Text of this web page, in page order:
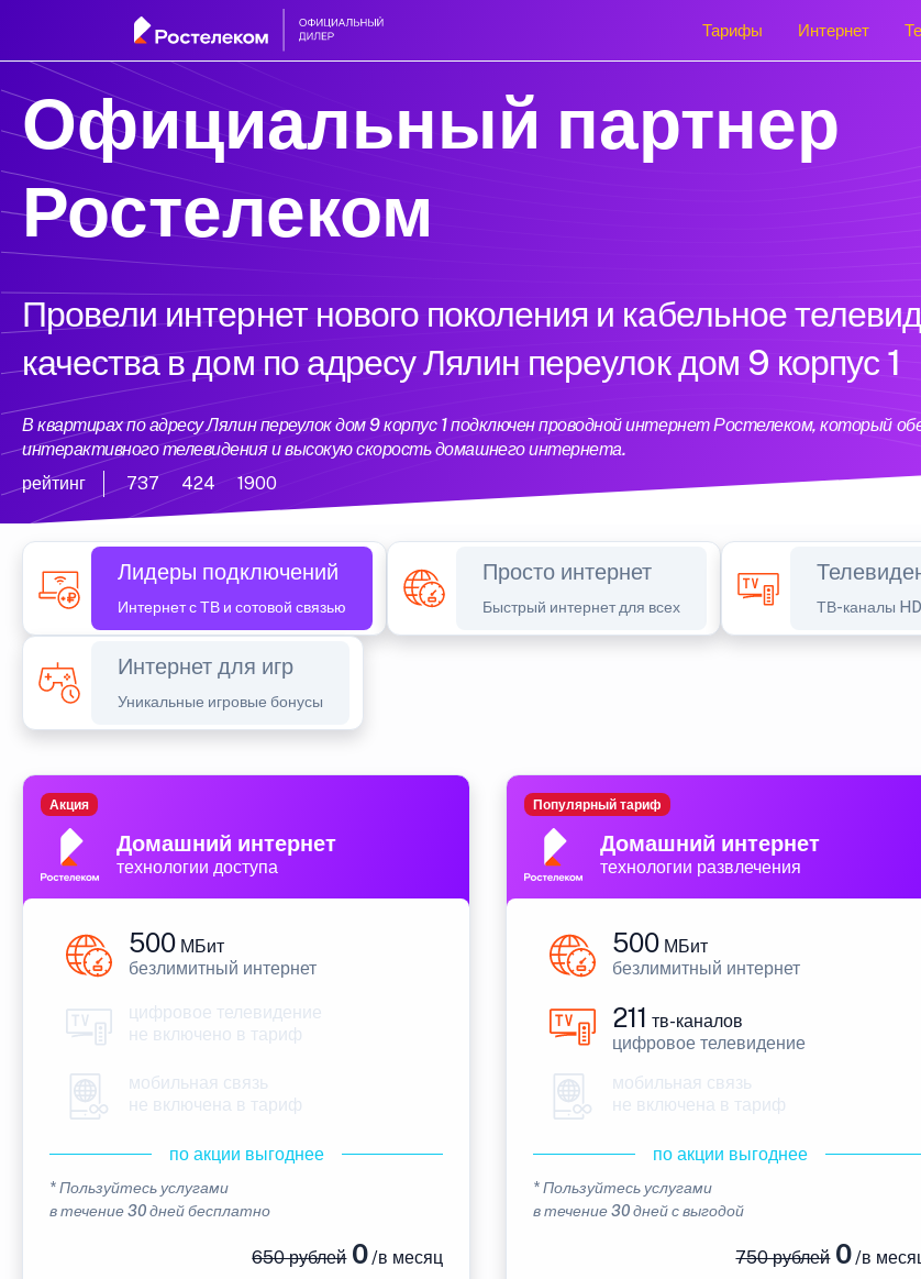
Тарифы Интернет
Официальный партнер
Ростелеком
Провели интернет нового поколения и кабельное
качества в дом по адресу Лялин переулок дом 9 корпус 1
В квартирах по адресу Лялин переулок дом 9 корпус 1 подключен проводной интернет Ростелеком, который
интерактивного телевидения и высокую скорость домашнего интернета.
рейтинг
737 424 1900
Лидеры подключений
Интернет с ТВ и сотовой связью
Просто интернет
Быстрый интернет для всех ТВ-каналы HD
Интернет для игр
Уникальные игровые бонусы
Домашний интернет
технологии доступа
Акция
500 МБит
безлимитный интернет
цифровое телевидение
не включено в тариф
мобильная связь
не включена в тариф
по акции выгоднее
* Пользуйтесь услугами
в течение 30 дней бесплатно
650 рублей0/в месяц
Домашний интернет
технологии развлечения
Популярный тариф
500 МБит
безлимитный интернет
211 тв-каналов
цифровое телевидение
мобильная связь
не включена в тариф
по акции выгоднее
* Пользуйтесь услугами
в течение 30 дней с выгодой
750 рублей0/в